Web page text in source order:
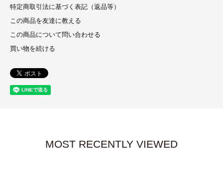
特定商取引法に基づく表記（返品等）
この商品を友達に教える
この商品について問い合わせる
買い物を続ける
MOST RECENTLY VIEWED